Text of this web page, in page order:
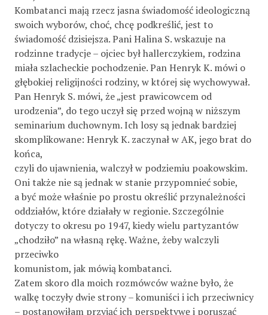
Kombatanci mają rzecz jasna świadomość ideologiczną
swoich wyborów, choć, chcę podkreślić, jest to
świadomość dzisiejsza. Pani Halina S. wskazuje na
rodzinne tradycje – ojciec był hallerczykiem, rodzina
miała szlacheckie pochodzenie. Pan Henryk K. mówi o
głębokiej religijności rodziny, w której się wychowywał.
Pan Henryk S. mówi, że „jest prawicowcem od
urodzenia”, do tego uczył się przed wojną w niższym
seminarium duchownym. Ich losy są jednak bardziej
skomplikowane: Henryk K. zaczynał w AK, jego brat do
końca,
czyli do ujawnienia, walczył w podziemiu poakowskim.
Oni także nie są jednak w stanie przypomnieć sobie,
a być może właśnie po prostu określić przynależności
oddziałów, które działały w regionie. Szczególnie
dotyczy to okresu po 1947, kiedy wielu partyzantów
„chodziło” na własną rękę. Ważne, żeby walczyli
przeciwko
komunistom, jak mówią kombatanci.
Zatem skoro dla moich rozmówców ważne było, że
walkę toczyły dwie strony – komuniści i ich przeciwnicy
– postanowiłam przyjąć ich perspektywę i poruszać